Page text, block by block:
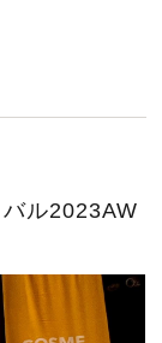
ル2023AW